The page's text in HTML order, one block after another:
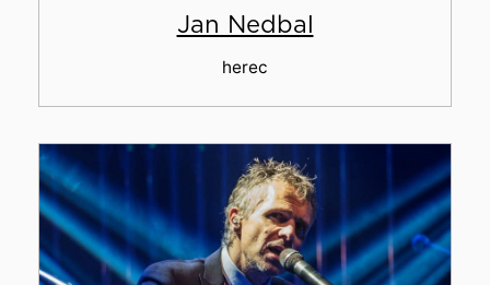
Jan Nedbal
herec